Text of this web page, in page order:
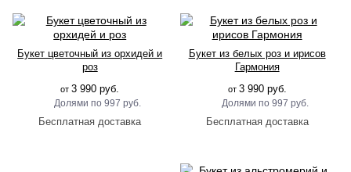
Букет цветочный из орхидей и
роз
от3 990 руб.
997 руб.
Букет из белых роз и ирисов
Гармония
от 3 990 руб.
997 руб.